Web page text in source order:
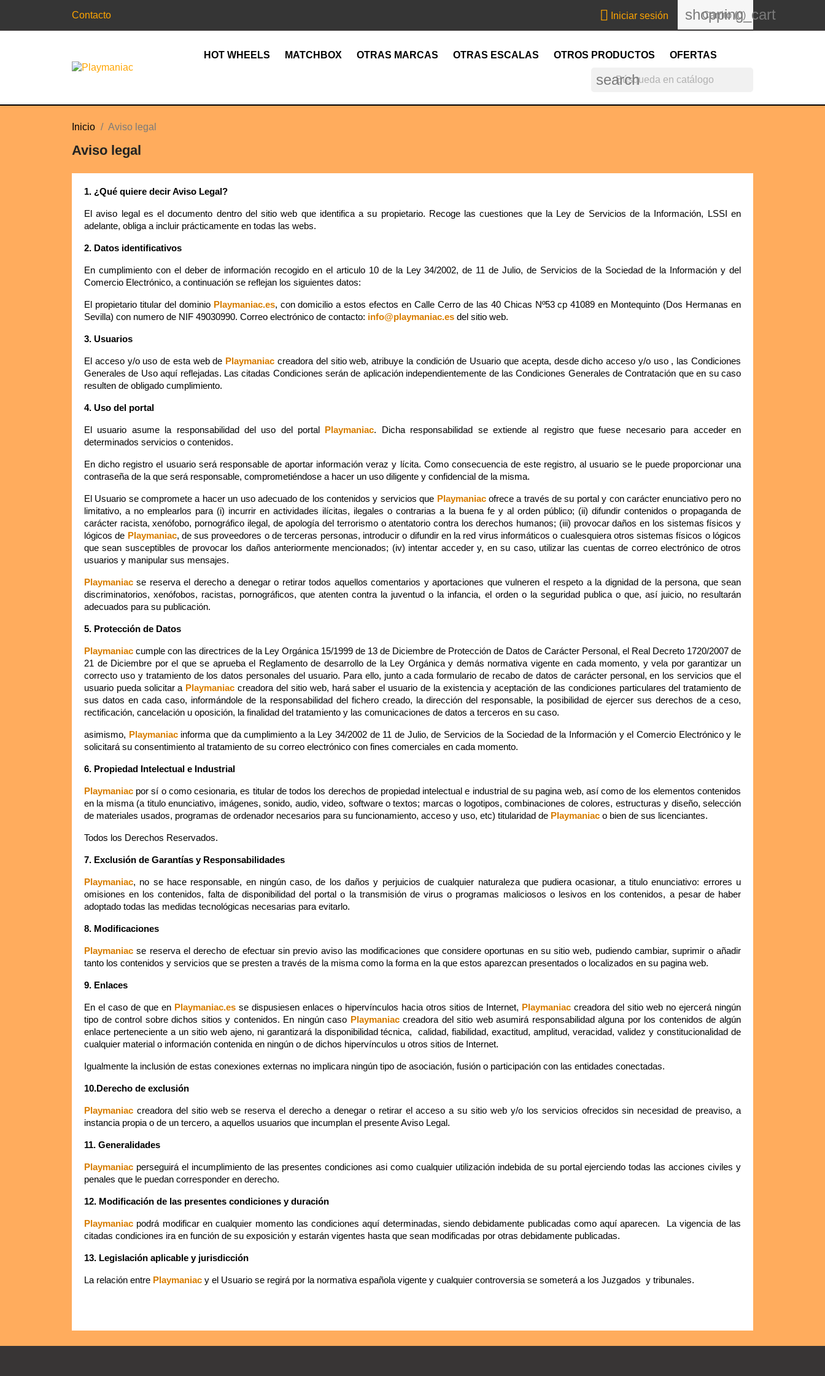
Contacto  Iniciar sesión shopping_cart
Carrito (0)
HOT WHEELS MATCHBOX OTRAS MARCAS OTRAS ESCALAS OTROS PRODUCTOS OFERTAS
search
Inicio Aviso legal
Aviso legal
1. ¿Qué quiere decir Aviso Legal?
El aviso legal es el documento dentro del sitio web que identifica a su propietario. Recoge las cuestiones que la Ley de Servicios de la Información, LSSI en
adelante, obliga a incluir prácticamente en todas las webs.
2. Datos identificativos
En cumplimiento con el deber de información recogido en el articulo 10 de la Ley 34/2002, de 11 de Julio, de Servicios de la Sociedad de la Información y del
Comercio Electrónico, a continuación se reflejan los siguientes datos:
El propietario titular del dominio Playmaniac.es, con domicilio a estos efectos en Calle Cerro de las 40 Chicas Nº53 cp 41089 en Montequinto (Dos Hermanas en
Sevilla) con numero de NIF 49030990. Correo electrónico de contacto: info@playmaniac.es del sitio web.
3. Usuarios
El acceso y/o uso de esta web de Playmaniac creadora del sitio web, atribuye la condición de Usuario que acepta, desde dicho acceso y/o uso , las Condiciones
Generales de Uso aquí reflejadas. Las citadas Condiciones serán de aplicación independientemente de las Condiciones Generales de Contratación que en su caso
resulten de obligado cumplimiento.
4. Uso del portal
El usuario asume la responsabilidad del uso del portal Playmaniac. Dicha responsabilidad se extiende al registro que fuese necesario para acceder en
determinados servicios o contenidos.
En dicho registro el usuario será responsable de aportar información veraz y lícita. Como consecuencia de este registro, al usuario se le puede proporcionar una
contraseña de la que será responsable, comprometiéndose a hacer un uso diligente y confidencial de la misma.
El Usuario se compromete a hacer un uso adecuado de los contenidos y servicios que Playmaniacofrece a través de su portal y con carácter enunciativo pero no
limitativo, a no emplearlos para (i) incurrir en actividades ilícitas, ilegales o contrarias a la buena fe y al orden público; (ii) difundir contenidos o propaganda de
carácter racista, xenófobo, pornográfico ilegal, de apología del terrorismo o atentatorio contra los derechos humanos; (iii) provocar daños en los sistemas físicos y
lógicos de Playmaniac, de sus proveedores o de terceras personas, introducir o difundir en la red virus informáticos o cualesquiera otros sistemas físicos o lógicos
que sean susceptibles de provocar los daños anteriormente mencionados; (iv) intentar acceder y, en su caso, utilizar las cuentas de correo electrónico de otros
usuarios y manipular sus mensajes.
Playmaniac se reserva el derecho a denegar o retirar todos aquellos comentarios y aportaciones que vulneren el respeto a la dignidad de la persona, que sean
discriminatorios, xenófobos, racistas, pornográficos, que atenten contra la juventud o la infancia, el orden o la seguridad publica o que, así juicio, no resultarán
adecuados para su publicación.
5. Protección de Datos
Playmaniac cumple con las directrices de la Ley Orgánica 15/1999 de 13 de Diciembre de Protección de Datos de Carácter Personal, el Real Decreto 1720/2007 de
21 de Diciembre por el que se aprueba el Reglamento de desarrollo de la Ley Orgánica y demás normativa vigente en cada momento, y vela por garantizar un
correcto uso y tratamiento de los datos personales del usuario. Para ello, junto a cada formulario de recabo de datos de carácter personal, en los servicios que el
usuario pueda solicitar a Playmaniac creadora del sitio web, hará saber el usuario de la existencia y aceptación de las condiciones particulares del tratamiento de
sus datos en cada caso, informándole de la responsabilidad del fichero creado, la dirección del responsable, la posibilidad de ejercer sus derechos de a ceso,
rectificación, cancelación u oposición, la finalidad del tratamiento y las comunicaciones de datos a terceros en su caso.
asimismo, Playmaniacinforma que da cumplimiento a la Ley 34/2002 de 11 de Julio, de Servicios de la Sociedad de la Información y el Comercio Electrónico y le
solicitará su consentimiento al tratamiento de su correo electrónico con fines comerciales en cada momento.
6. Propiedad Intelectual e Industrial
Playmaniac por sí o como cesionaria, es titular de todos los derechos de propiedad intelectual e industrial de su pagina web, así como de los elementos contenidos
en la misma (a titulo enunciativo, imágenes, sonido, audio, video, software o textos; marcas o logotipos, combinaciones de colores, estructuras y diseño, selección
de materiales usados, programas de ordenador necesarios para su funcionamiento, acceso y uso, etc) titularidad de Playmaniac o bien de sus licenciantes.
Todos los Derechos Reservados.
7. Exclusión de Garantías y Responsabilidades
Playmaniac, no se hace responsable, en ningún caso, de los daños y perjuicios de cualquier naturaleza que pudiera ocasionar, a titulo enunciativo: errores u
omisiones en los contenidos, falta de disponibilidad del portal o la transmisión de virus o programas maliciosos o lesivos en los contenidos, a pesar de haber
adoptado todas las medidas tecnológicas necesarias para evitarlo.
8. Modificaciones
Playmaniac se reserva el derecho de efectuar sin previo aviso las modificaciones que considere oportunas en su sitio web, pudiendo cambiar, suprimir o añadir
tanto los contenidos y servicios que se presten a través de la misma como la forma en la que estos aparezcan presentados o localizados en su pagina web.
9. Enlaces
En el caso de que en Playmaniac.es se dispusiesen enlaces o hipervínculos hacia otros sitios de Internet, Playmaniac creadora del sitio web no ejercerá ningún
tipo de control sobre dichos sitios y contenidos. En ningún caso Playmaniaccreadora del sitio web asumirá responsabilidad alguna por los contenidos de algún
enlace perteneciente a un sitio web ajeno, ni garantizará la disponibilidad técnica, calidad, fiabilidad, exactitud, amplitud, veracidad, validez y constitucionalidad de
cualquier material o información contenida en ningún o de dichos hipervínculos u otros sitios de Internet.
Igualmente la inclusión de estas conexiones externas no implicara ningún tipo de asociación, fusión o participación con las entidades conectadas.
10.Derecho de exclusión
Playmaniac creadora del sitio web se reserva el derecho a denegar o retirar el acceso a su sitio web y/o los servicios ofrecidos sin necesidad de preaviso, a
instancia propia o de un tercero, a aquellos usuarios que incumplan el presente Aviso Legal.
11. Generalidades
Playmaniac perseguirá el incumplimiento de las presentes condiciones asi como cualquier utilización indebida de su portal ejerciendo todas las acciones civiles y
penales que le puedan corresponder en derecho.
12. Modificación de las presentes condiciones y duración
Playmaniac podrá modificar en cualquier momento las condiciones aquí determinadas, siendo debidamente publicadas como aquí aparecen. La vigencia de las
citadas condiciones ira en función de su exposición y estarán vigentes hasta que sean modificadas por otras debidamente publicadas.
13. Legislación aplicable y jurisdicción
La relación entre Playmaniac y el Usuario se regirá por la normativa española vigente y cualquier controversia se someterá a los Juzgados y tribunales.